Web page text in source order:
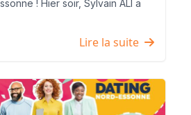
! Hier soir, Sylvain ALI a
Lire la suite